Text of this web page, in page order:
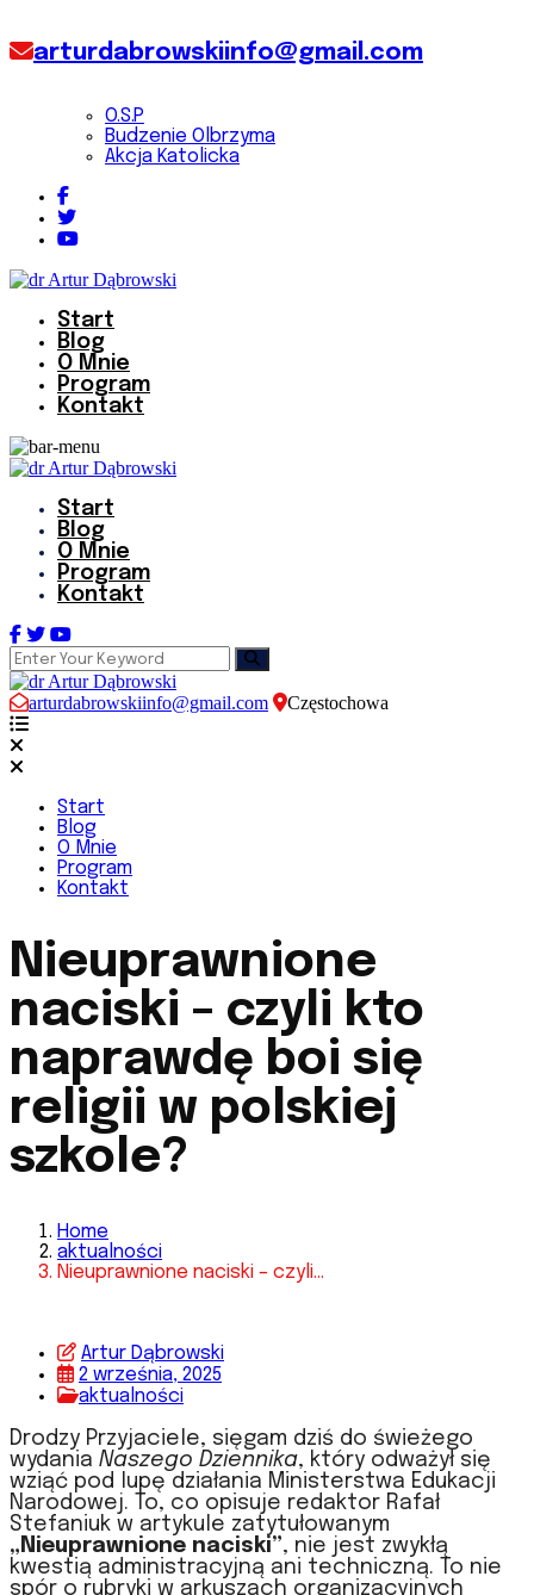
arturdabrowskiinfo@gmail.com
O.S.P
Budzenie Olbrzyma
Akcja Katolicka
Start
Blog
O Mnie
Program
Kontakt
Start
Blog
O Mnie
Program
Kontakt
arturdabrowskiinfo@gmail.com Częstochowa
Start
Blog
O Mnie
Program
Kontakt
Nieuprawnione
naciski – czyli kto
naprawdę boi się
religii w polskiej
szkole?
Home
aktualności
Nieuprawnione naciski – czyli...
Artur Dąbrowski
2 września, 2025
aktualności
Drodzy Przyjaciele, sięgam dziś do świeżego
wydania Naszego Dziennika, który odważył się
wziąć pod lupę działania Ministerstwa Edukacji
Narodowej. To, co opisuje redaktor Rafał
Stefaniuk w artykule zatytułowanym
„Nieuprawnione naciski”, nie jest zwykłą
kwestią administracyjną ani techniczną. To nie
spór o rubryki w arkuszach organizacyjnych